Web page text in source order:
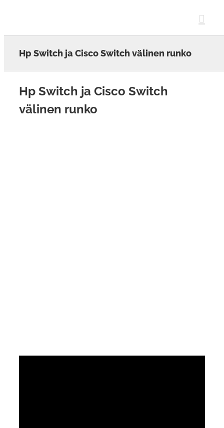
Hp Switch ja Cisco Switch välinen runko
Hp Switch ja Cisco Switch
välinen runko